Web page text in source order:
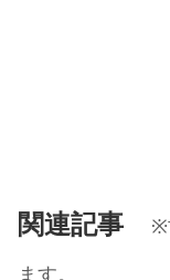
関連記事
※
ます。